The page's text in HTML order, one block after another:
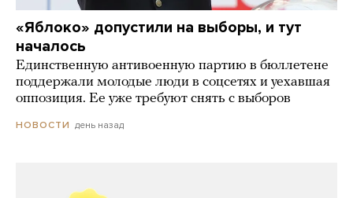
«Яблоко» допустили на выборы, и тут
началось
Единственную антивоенную партию в бюллетене
поддержали молодые люди в соцсетях и уехавшая
оппозиция. Ее уже требуют снять с выборов
НОВОСТИ день назад